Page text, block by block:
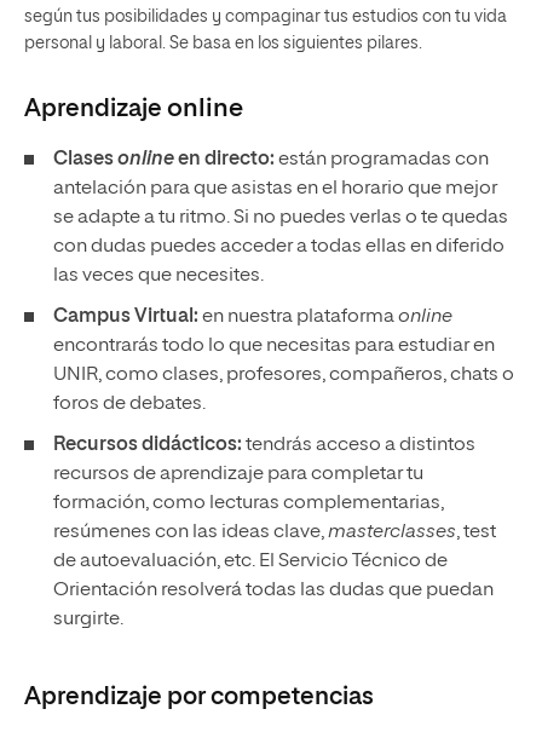
según tus posibilidades y compaginar tus estudios con tu vida
personal y laboral. Se basa en los siguientes pilares.
Aprendizaje online
Clasesonlineen directo: están programadas con
antelación para que asistas en el horario que mejor
se adapte a tu ritmo. Si no puedes verlas o te quedas
con dudas puedes acceder a todas ellas en diferido
las veces que necesites.
Campus Virtual: en nuestra plataformaonline
encontrarás todo lo que necesitas para estudiar en
UNIR, como clases, profesores, compañeros, chats o
foros de debates.
Recursos didácticos: tendrás acceso a distintos
recursos de aprendizaje para completar tu
formación, como lecturas complementarias,
resúmenes con las ideas clave,masterclasses, test
de autoevaluación, etc. El Servicio Técnico de
Orientación resolverá todas las dudas que puedan
surgirte.
Aprendizaje por competencias